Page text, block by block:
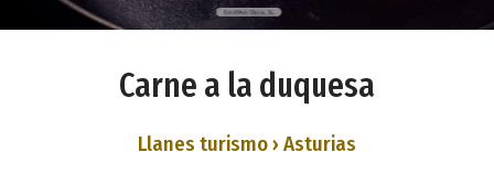
Carne a la duquesa
Llanes turismo › Asturias